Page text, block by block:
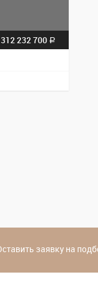
232 700 a
заявку на